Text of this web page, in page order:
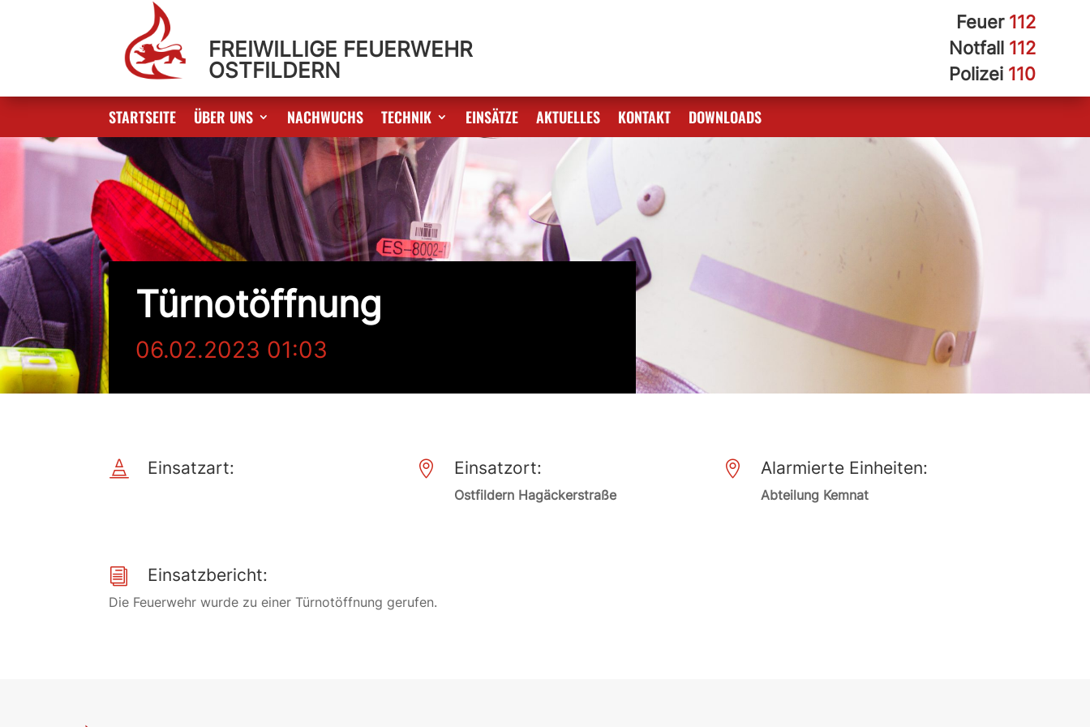
FREIWILLIGE FEUERWEHR
OSTFILDERN
Feuer 112
Notfall 112
Polizei 110
STARTSEITE ÜBER UNS NACHWUCHS TECHNIK EINSÄTZE AKTUELLES KONTAKT DOWNLOADS
Türnotöffnung
06.02.2023 01:03
 Einsatzart:  Einsatzort:
Ostfildern Hagäckerstraße
 Alarmierte Einheiten:
Abteilung Kemnat
i Einsatzbericht:
Die Feuerwehr wurde zu einer Türnotöffnung gerufen.